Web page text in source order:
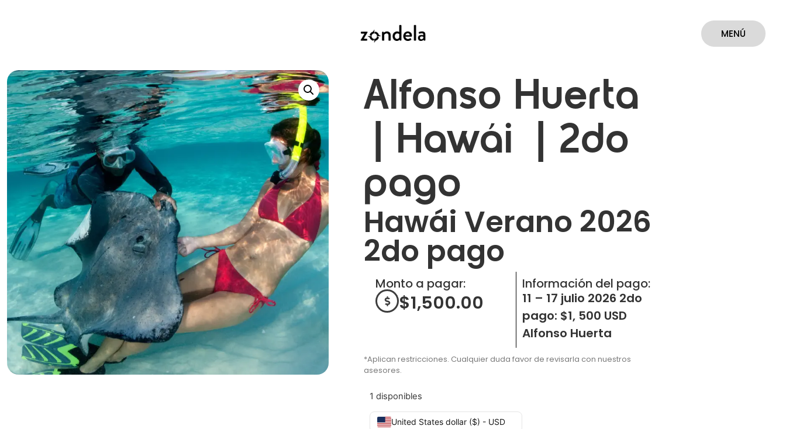
MENÚ
Alfonso Huerta
| Hawái | 2do
pago
Hawái Verano 2026
2do pago
Monto a pagar:
$1,500.00
Información del pago:
11 – 17 julio 2026 2do
pago: $1, 500 USD
Alfonso Huerta
*Aplican restricciones. Cualquier duda favor de revisarla con nuestros
asesores.
1 disponibles
United States dollar ($) - USD